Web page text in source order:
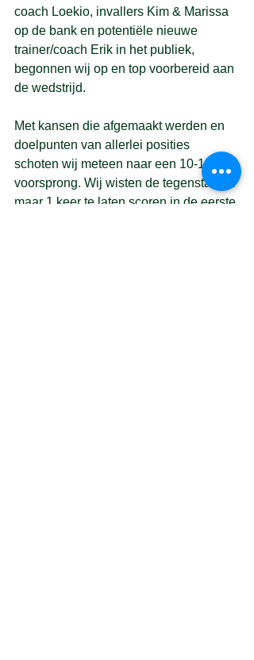
coach Loekio, invallers Kim & Marissa
op de bank en potentiële nieuwe
trainer/coach Erik in het publiek,
begonnen wij op en top voorbereid aan
de wedstrijd.
Met kansen die afgemaakt werden en
doelpunten van allerlei posities
schoten wij meteen naar een 10-1
voorsprong. Wij wisten de tegenstander
maar 1 keer te laten scoren in de eerste